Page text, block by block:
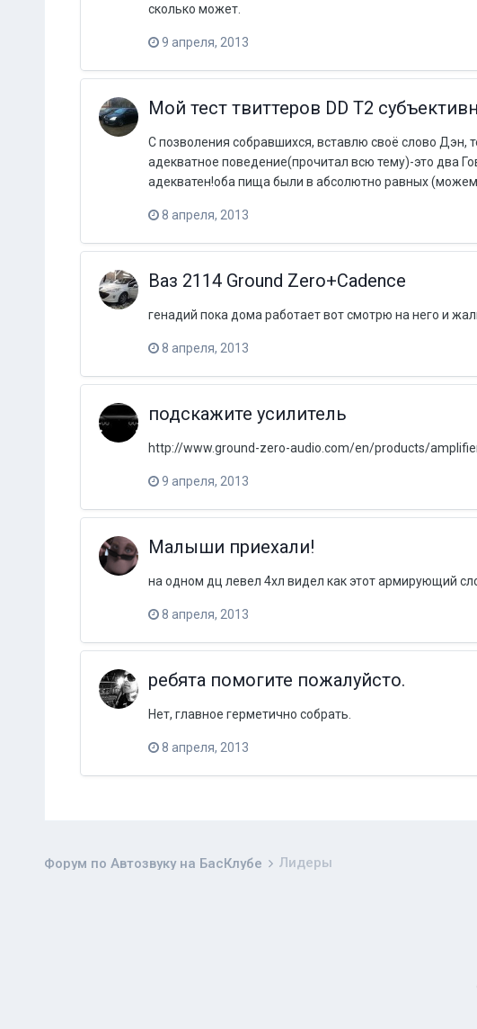
сколько может.
9 апреля, 2013
Мой тест твиттеров DD T2
С позволения собравшихся, вставлю своё слово Дэн,
адекватное поведение(прочитал всю тему)-это два
адекватен!оба пища были в абсолютно равных (можем
8 апреля, 2013
Ваз 2114 Ground Zero+Cadence
генадий пока дома работает вот смотрю на него и
8 апреля, 2013
подскажите усилитель
http://www.ground-zero-audio.com/en/products/
9 апреля, 2013
Малыши приехали!
на одном дц левел 4хл видел как этот армирующий
8 апреля, 2013
ребята помогите пожалуйсто.
Нет, главное герметично собрать.
8 апреля, 2013
Форум по Автозвуку на БасКлубе Лидеры